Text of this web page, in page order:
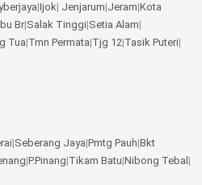
|Ijok| Jenjarum|Jeram|Kota
Br|Salak Tinggi|Setia Alam|
Tua|Tmn Permata|Tjg 12|Tasik Puteri|
|Seberang Jaya|Pmtg Pauh|Bkt
|P.Pinang|Tikam Batu|Nibong Tebal |